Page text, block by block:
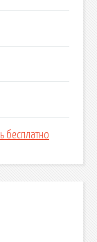
бесплатно